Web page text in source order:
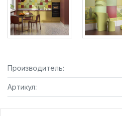
Производитель:
Артикул: